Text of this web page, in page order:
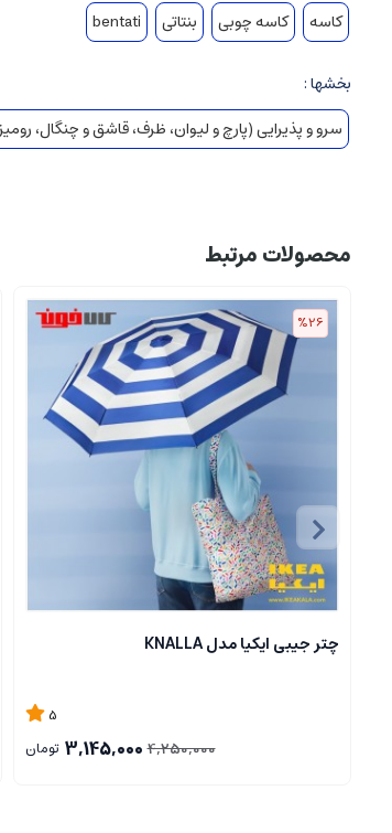
کاسه
کاسه چوبی بنتاتی bentati
بخشها :
سرو و پذیرایی (پارچ و لیوان، ظرف، قاشق و چنگال،
محصولات مرتبط
%26
چتر جیبی ایکیا مدل KNALLA
5
4,250,000
3,145,000 تومان